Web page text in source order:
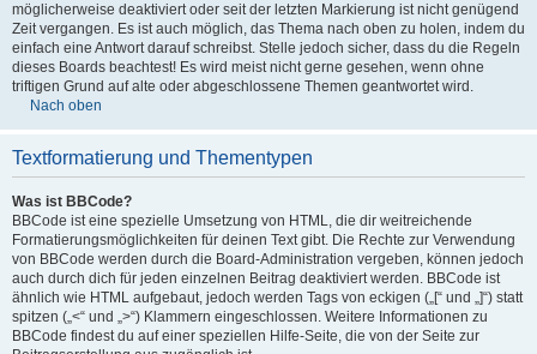
möglicherweise deaktiviert oder seit der letzten Markierung ist nicht genügend
Zeit vergangen. Es ist auch möglich, das Thema nach oben zu holen, indem du
einfach eine Antwort darauf schreibst. Stelle jedoch sicher, dass du die Regeln
dieses Boards beachtest! Es wird meist nicht gerne gesehen, wenn ohne
triftigen Grund auf alte oder abgeschlossene Themen geantwortet wird.
Nach oben
Textformatierung und Thementypen
Was ist BBCode?
BBCode ist eine spezielle Umsetzung von HTML, die dir weitreichende
Formatierungsmöglichkeiten für deinen Text gibt. Die Rechte zur Verwendung
von BBCode werden durch die Board-Administration vergeben, können jedoch
auch durch dich für jeden einzelnen Beitrag deaktiviert werden. BBCode ist
ähnlich wie HTML aufgebaut, jedoch werden Tags von eckigen („[“ und „]“) statt
spitzen („<“ und „>“) Klammern eingeschlossen. Weitere Informationen zu
BBCode findest du auf einer speziellen Hilfe-Seite, die von der Seite zur